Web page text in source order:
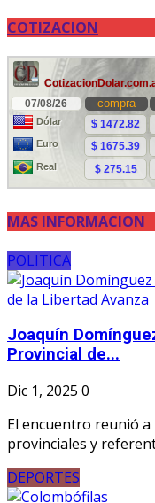
COTIZACION
MAS INFORMACION
POLITICA
Joaquín
Provincial de...
Dic 1, 2025 0
El encuentro reunió
provinciales y
DEPORTES